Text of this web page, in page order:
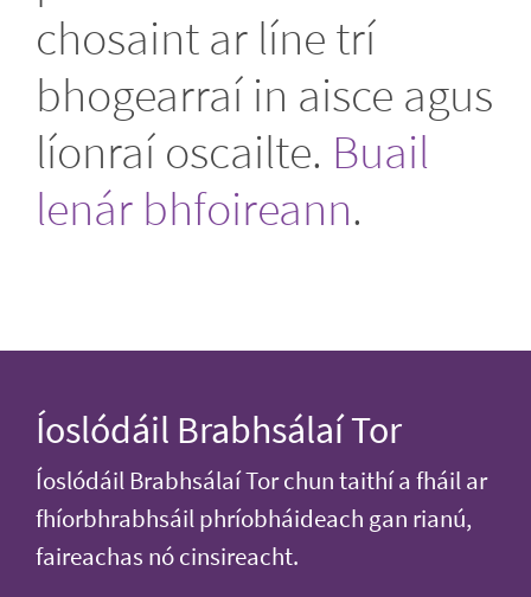
chosaint ar líne trí
bhogearraí in aisce agus
líonraí oscailte. Buail
lenár bhfoireann.
Íoslódáil Brabhsálaí Tor
Íoslódáil Brabhsálaí Tor chun taithí a fháil ar
fhíorbhrabhsáil phríobháideach gan rianú,
faireachas nó cinsireacht.